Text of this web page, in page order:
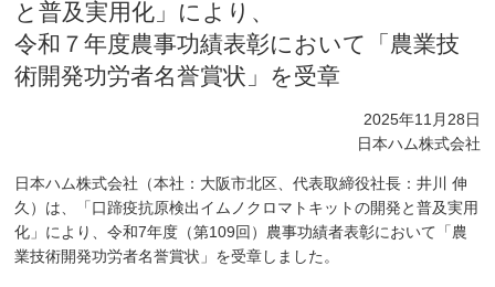
と普及実用化」により、
令和７年度農事功績表彰において「農業技
術開発功労者名誉賞状」を受章
2025年11月28日
日本ハム株式会社
日本ハム株式会社（本社：大阪市北区、代表取締役社長：井川 伸
久）は、「口蹄疫抗原検出イムノクロマトキットの開発と普及実用
化」により、令和7年度（第109回）農事功績者表彰において「農
業技術開発功労者名誉賞状」を受章しました。